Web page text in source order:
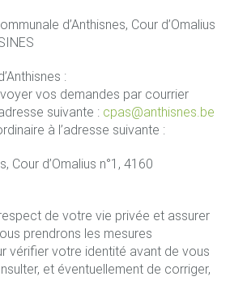
d’Anthisnes, Cour d’Omalius
:
vos demandes par courrier
suivante : cpas@anthisnes.be
à l’adresse suivante :
Cour d’Omalius n°1, 4160
de votre vie privée et assurer
prendrons les mesures
vérifier votre identité avant de vous
et éventuellement de corriger,